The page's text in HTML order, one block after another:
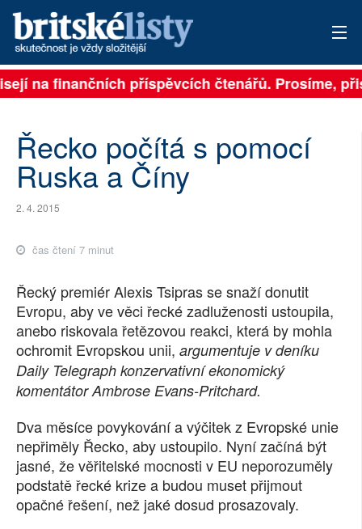
PŘIHLÁSIT
ARCHIV
AUTOŘI
PŘÍSPĚVKY NA PROVOZ
SOCIÁLNÍ SÍTĚ
RUBRIKY
PLNÁ VERZE STRÁNEK
na finančních příspěvcích čtenářů. Prosíme,
Řecko počítá s pomocí
Ruska a Číny
2. 4. 2015
čas čtení 7 minut
Řecký premiér Alexis Tsipras se snaží donutit
Evropu, aby ve věci řecké zadluženosti ustoupila,
anebo riskovala řetězovou reakci, která by mohla
ochromit Evropskou unii, argumentuje v deníku
Daily Telegraph konzervativní ekonomický
komentátor Ambrose Evans-Pritchard.
Dva měsíce povykování a výčitek z Evropské unie
nepřiměly Řecko, aby ustoupilo. Nyní začíná být
jasné, že věřitelské mocnosti v EU neporozuměly
podstatě řecké krize a budou muset přijmout
opačné řešení, než jaké dosud prosazovaly.